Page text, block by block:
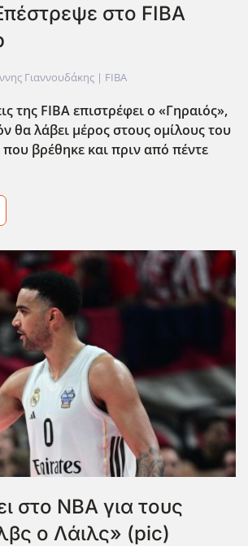
στο FIBA
Γιαννουδάκης | FIBA
της FIBAεπιστρέφει ο «Γηραιός»,
θα λάβει μέρος στους ομίλους του
που βρέθηκε και πριν από πέντε
στο ΝΒΑ για τους
ο Λάιλς» (pic)